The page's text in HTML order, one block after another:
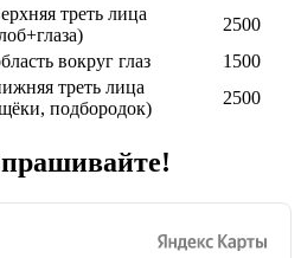
треть лица
2500
вокруг глаз
1500
треть лица
подбородок)
2500